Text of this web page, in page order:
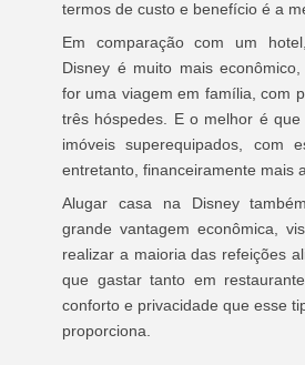
termos de custo e benefício é a
Em comparação com um
Disney é muito mais
for uma viagem em família, com
três hóspedes. E o melhor é
imóveis superequipados, com
entretanto, financeiramente mais
Alugar casa na Disney
grande vantagem econômica,
realizar a maioria das refeições
que gastar tanto em
conforto e privacidade que esse
proporciona.